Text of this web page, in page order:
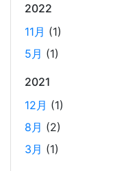
方法です。Lima,
ビジネスワークに便
についてご紹介します
議の開始前にリマイン
です。 忙しいと、いく
2022
11月 (1)
5月 (1)
2021
12月 (1)
8月 (2)
3月 (1)